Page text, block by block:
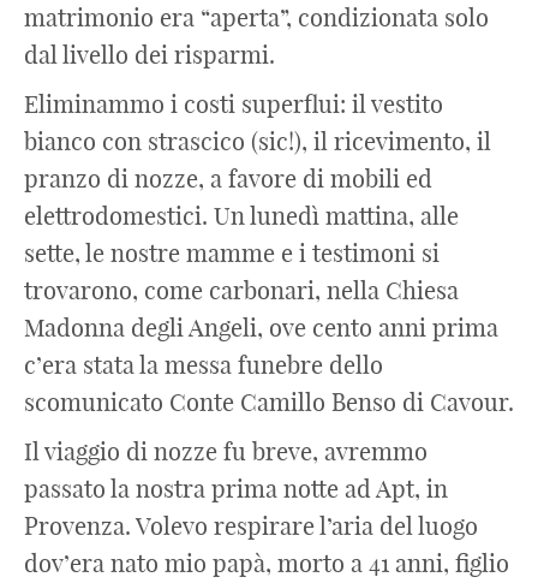
matrimonio era “aperta”, condizionata solo
dal livello dei risparmi.
Eliminammo i costi superflui: il vestito
bianco con strascico (sic!), il ricevimento, il
pranzo di nozze, a favore di mobili ed
elettrodomestici. Un lunedì mattina, alle
sette, le nostre mamme e i testimoni si
trovarono, come carbonari, nella Chiesa
Madonna degli Angeli, ove cento anni prima
c’era stata la messa funebre dello
scomunicato Conte Camillo Benso di Cavour.
Il viaggio di nozze fu breve, avremmo
passato la nostra prima notte ad Apt, in
Provenza. Volevo respirare l’aria del luogo
dov’era nato mio papà, morto a 41 anni, figlio